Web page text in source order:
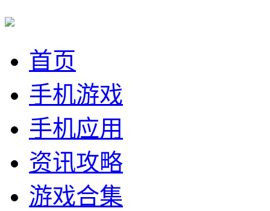
首页
手机游戏
手机应用
资讯攻略
游戏合集